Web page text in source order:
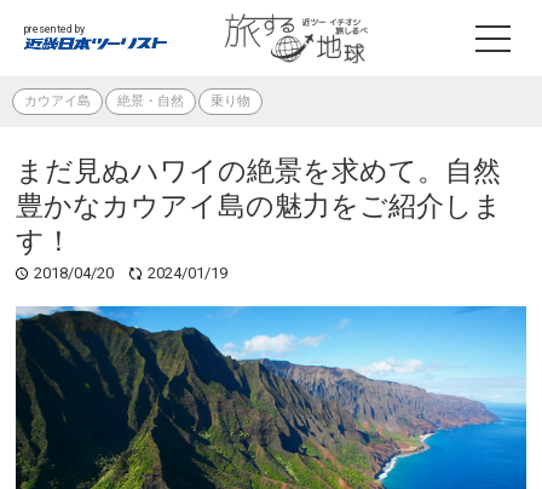
presented by
カウアイ島 絶景・自然 乗り物
まだ見ぬハワイの絶景を求めて。自然
豊かなカウアイ島の魅力をご紹介しま
す！
2018/04/20 2024/01/19